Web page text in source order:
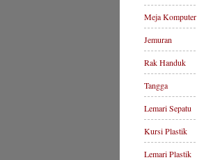
Meja Komputer
Jemuran
Rak Handuk
Tangga
Lemari Sepatu
Kursi Plastik
Lemari Plastik